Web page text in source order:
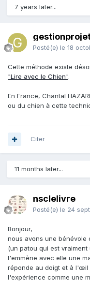
7 years later...
Posté(e) le 18
Cette méthode existe
"Lire avec le Chien".
En France, Chantal
ou du chien à cette
Citer
11 months later...
nsclelivre
Posté(e) le 24
Bonjour,
nous avons une bénévole
(un patou qui est
l'emmène avec elle une
réponde au doigt et à l'œil
l'expérience comme une